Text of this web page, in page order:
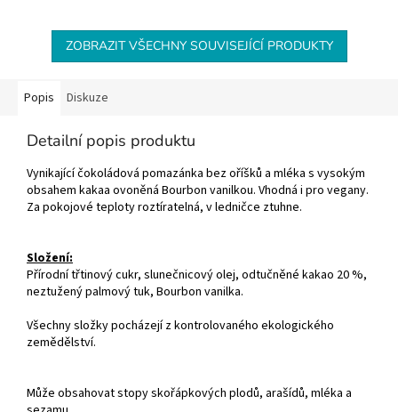
ZOBRAZIT VŠECHNY SOUVISEJÍCÍ PRODUKTY
Popis Diskuze
Detailní popis produktu
Vynikající čokoládová pomazánka bez oříšků a mléka s vysokým
obsahem kakaa ovoněná Bourbon vanilkou. Vhodná i pro vegany.
Za pokojové teploty roztíratelná, v ledničce ztuhne.
Složení:
Přírodní třtinový cukr, slunečnicový olej, odtučněné kakao 20 %,
neztužený palmový tuk, Bourbon vanilka.
Všechny složky pocházejí z kontrolovaného ekologického
zemědělství.
Může obsahovat stopy skořápkových plodů, arašídů, mléka a